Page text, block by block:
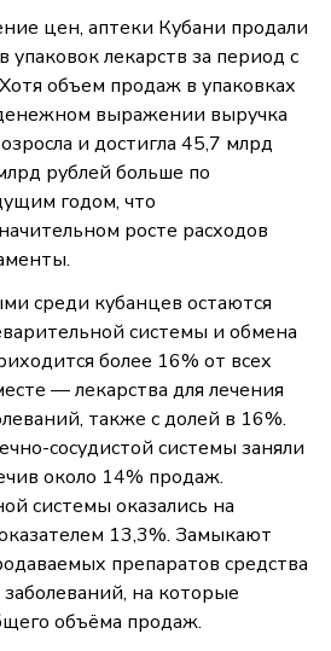
цен, аптеки Кубани продали
лекарств за период с
объем продаж в упаковках
выражении выручка
и достигла 45,7 млрд
рублей больше по
годом, что
росте расходов
среди кубанцев остаются
системы и обмена
более 16% от всех
— лекарства для лечения
также с долей в 16%.
сосудистой системы заняли
около 14% продаж.
системы оказались на
13,3%. Замыкают
препаратов средства
на которые
объёма продаж.